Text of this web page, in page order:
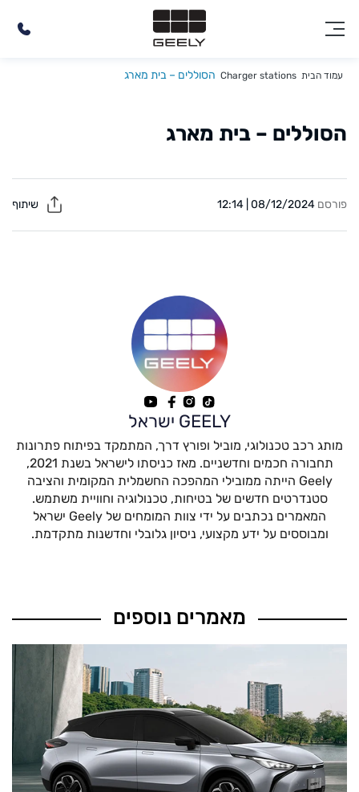
עמוד הבית Charger stations הסוללים – בית מארג
הסוללים – בית מארג
פורסם 08/12/2024 | 12:14
GEELY ישראל
מותג רכב טכנולוגי, מוביל ופורץ דרך, המתמקד בפיתוח פתרונות
תחבורה חכמים וחדשניים. מאז כניסתו לישראל בשנת 2021,
Geely הייתה ממובילי המהפכה החשמלית המקומית והציבה
סטנדרטים חדשים של בטיחות, טכנולוגיה וחוויית משתמש.
המאמרים נכתבים על ידי צוות המומחים של Geely ישראל
ומבוססים על ידע מקצועי, ניסיון גלובלי וחדשנות מתקדמת.
מאמרים נוספים